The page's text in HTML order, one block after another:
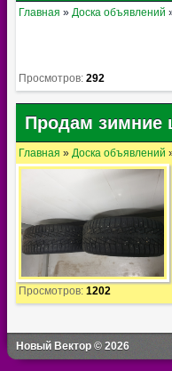
Главная » Доска объявлений
Просмотров: 292
Продам зимние
Главная » Доска объявлений
Просмотров: 1202
Новый Вектор © 2026